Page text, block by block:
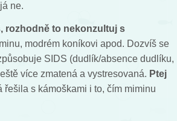
ne.
rozhodně to nekonzultuj s
modrém koníkovi apod. Dozvíš se
SIDS (dudlík/absence dudlíku,
více zmatená a vystresovaná. Ptej
s kámoškami i to, čím miminu